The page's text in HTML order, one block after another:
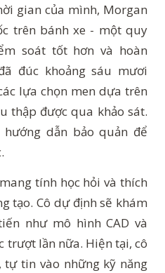
gian của mình, Morgan
trên bánh xe - một quy
soát tốt hơn và hoàn
đúc khoảng sáu mươi
lựa chọn men dựa trên
thập được qua khảo sát.
dẫn bảo quản để
tính học hỏi và thích
tạo. Cô dự định sẽ khám
như mô hình CAD và
trượt lần nữa. Hiện tại, cô
tin vào những kỹ năng